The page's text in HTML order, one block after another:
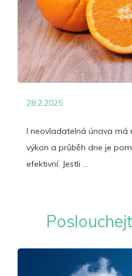
28.2.2025
I neovladatelná únava má
výkon a průběh dne je
efektivní. Jestli ...